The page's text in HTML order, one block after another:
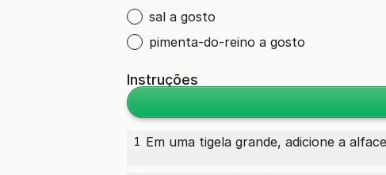
sal a gosto
pimenta-do-reino a gosto
Instruções
1 Em uma tigela grande, adicione a